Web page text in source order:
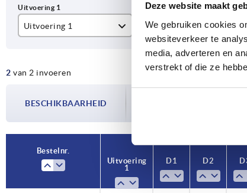
Deze website maakt
We gebruiken cookies
websiteverkeer te
media, adverteren en
verstrekt of die ze
Uitvoering 1 D1
125
2 van 2 invoeren
BESCHIKBAARHEID
Bestelnr.
Uitvoering
1
D1 D2
Bestelnr.
Uitvoering
1
D1 D2